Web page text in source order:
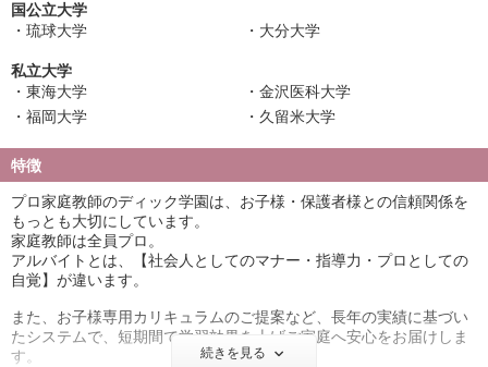
国公立大学
琉球大学
大分大学
私立大学
東海大学
金沢医科大学
福岡大学
久留米大学
特徴
プロ家庭教師のディック学園は、お子様・保護者様との信頼関係を
もっとも大切にしています。
家庭教師は全員プロ。
アルバイトとは、【社会人としてのマナー・指導力・プロとしての
自覚】が違います。
また、お子様専用カリキュラムのご提案など、長年の実績に基づい
たシステムで、短期間で学習効果を上げご家庭へ安心をお届けしま
す。
続きを見る